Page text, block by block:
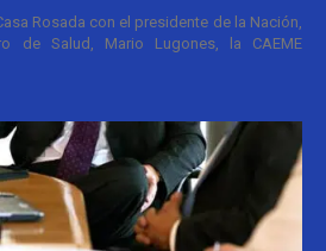
Rosada con el presidente de la Nación,
de Salud, Mario Lugones, la CAEME